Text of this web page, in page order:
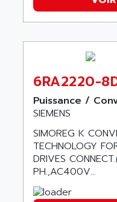
MIDIMASTER
TELEFAST ABE7
750
AB2
TC2000
MOVITRON
SMC100
AMBRESIL
AMC
AMD
AMERICAN
AMERICAN
AMERICAN
AMERICAN
AMERICAN
AMERICAN
AMERSHAM
6RA2220-
Puissance /
SIEMENS
SIMOREG K
TECHNOLOGY
DRIVES
PH.,AC400V...